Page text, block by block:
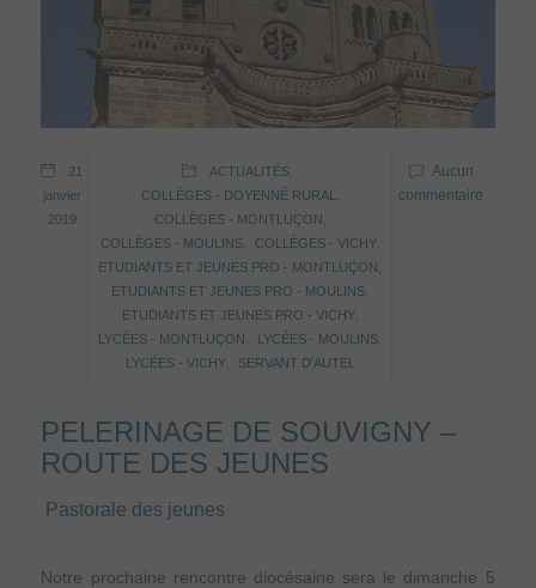
21
janvier
2019
ACTUALITÉS
COLLÈGES - DOYENNÉ RURAL
COLLÈGES - MONTLUÇON
COLLÈGES - MOULINS, COLLÈGES - VICHY,
ETUDIANTS ET JEUNES PRO - MONTLUÇON
ETUDIANTS ET JEUNES PRO - MOULINS
ETUDIANTS ET JEUNES PRO - VICHY,
LYCÉES - MONTLUÇON
LYCÉES - MOULINS
LYCÉES - VICHY, SERVANT D'AUTEL
Aucun
commentaire
PELERINAGE DE SOUVIGNY –
ROUTE DES JEUNES
Pastorale des jeunes
Notre prochaine rencontre diocésaine sera le dimanche 5